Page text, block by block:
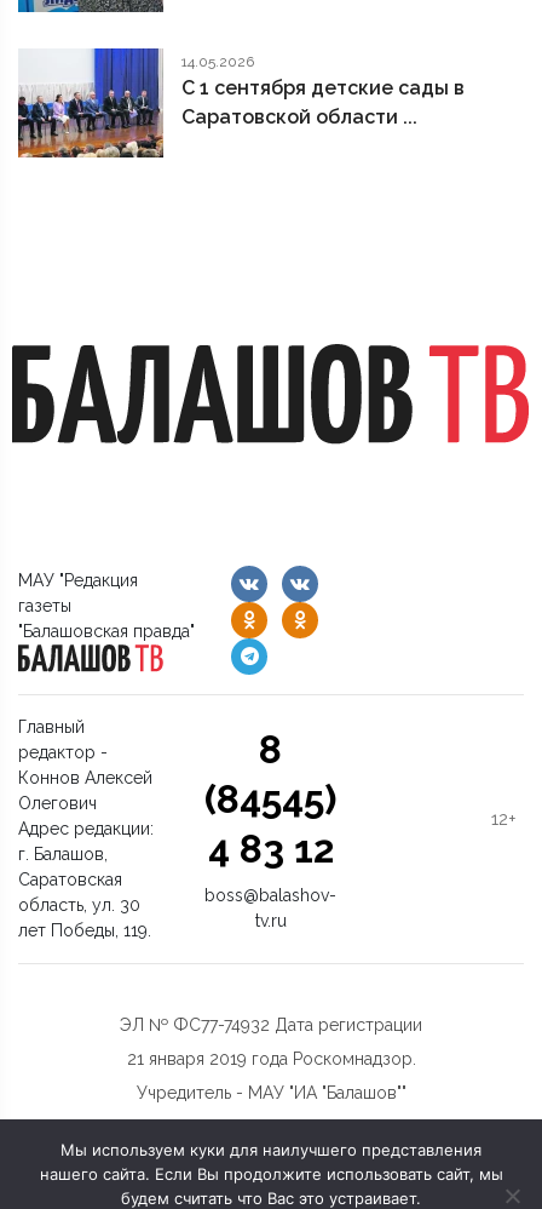
14.05.2026
С 1 сентября детские сады в
Саратовской области ...
МАУ "Редакция
газеты
"Балашовская правда"
Главный
редактор -
Коннов Алексей
Олегович
Адрес редакции:
г. Балашов,
Саратовская
область, ул. 30
лет Победы, 119.
8
(84545)
4 83 12
boss@balashov-
tv.ru
12+
ЭЛ № ФС77-74932 Дата регистрации
21 января 2019 года Роскомнадзор.
Учредитель - МАУ "ИА "Балашов""
Мы используем куки для наилучшего представления
нашего сайта. Если Вы продолжите использовать сайт, мы
будем считать что Вас это устраивает.